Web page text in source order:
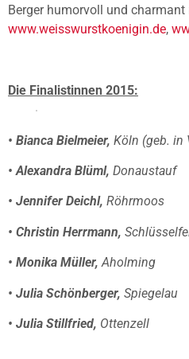
Berger humorvoll und charmant
www.weisswurstkoenigin.de,
Die Finalistinnen 2015:
• Bianca Bielmeier, Köln (geb. in
• Alexandra Blüml, Donaustauf
• Jennifer Deichl, Röhrmoos
• Christin Herrmann,
• Monika Müller,Aholming
• Julia Schönberger, Spiegelau
• Julia Stillfried, Ottenzell